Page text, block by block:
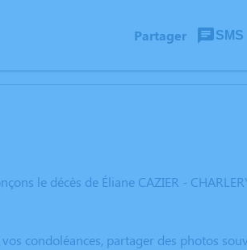
Partager SMS
le décès de Éliane CAZIER -
condoléances, partager des photos